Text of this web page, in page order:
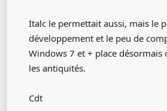
Italc le permettait aussi, mais le
développement et le peu de
Windows 7 et + place désormais
les antiquités.
Cdt